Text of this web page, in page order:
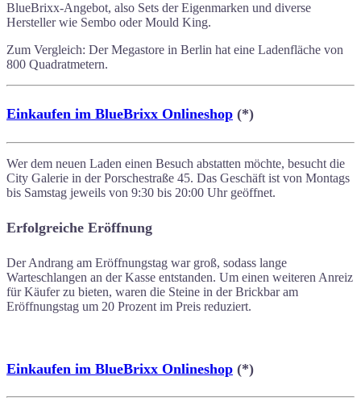
BlueBrixx-Angebot, also Sets der Eigenmarken und diverse
Hersteller wie Sembo oder Mould King.
Zum Vergleich: Der Megastore in Berlin hat eine Ladenfläche von
800 Quadratmetern.
Einkaufen im BlueBrixx Onlineshop (*)
Wer dem neuen Laden einen Besuch abstatten möchte, besucht die
City Galerie in der Porschestraße 45. Das Geschäft ist von Montags
bis Samstag jeweils von 9:30 bis 20:00 Uhr geöffnet.
Erfolgreiche Eröffnung
Der Andrang am Eröffnungstag war groß, sodass lange
Warteschlangen an der Kasse entstanden. Um einen weiteren Anreiz
für Käufer zu bieten, waren die Steine in der Brickbar am
Eröffnungstag um 20 Prozent im Preis reduziert.
Einkaufen im BlueBrixx Onlineshop (*)